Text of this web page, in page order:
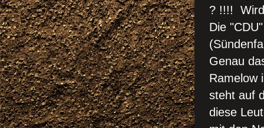
? !!!!
Die
Genau
Ramelow
steht auf
diese